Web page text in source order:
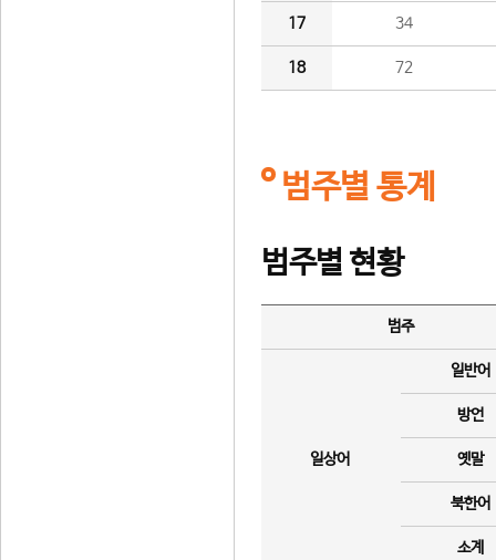
17 34
18 72
범주별 통계
범주별 현황
범주
일상어
일반어
방언
옛말
북한어
소계